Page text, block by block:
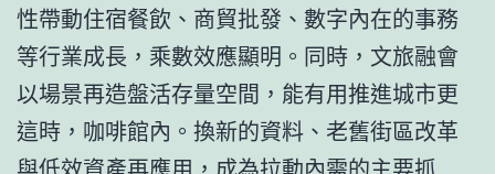
性帶動住宿餐飲、商貿批發、數字內在的事務
等行業成長，乘數效應顯明。同時，文旅融會
以場景再造盤活存量空間，能有用推進城市更
這時，咖啡館內。換新的資料、老舊街區改革
與低效資產再應用，成為拉動內需的主要抓